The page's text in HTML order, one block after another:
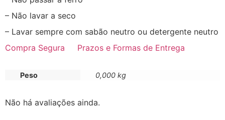
– Não lavar a seco
– Lavar sempre com sabão neutro ou detergente neutro
Compra Segura
Prazos e Formas de Entrega
Peso 0,000 kg
Não há avaliações ainda.